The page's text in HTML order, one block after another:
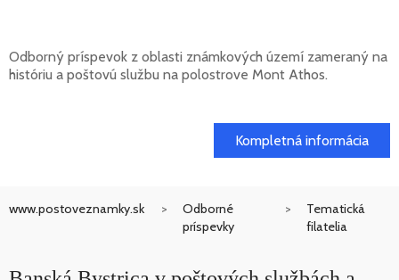
Odborný príspevok z oblasti známkových území zameraný na
históriu a poštovú službu na polostrove Mont Athos.
Kompletná informácia
www.postoveznamky.sk
Odborné
príspevky
Tematická
filatelia